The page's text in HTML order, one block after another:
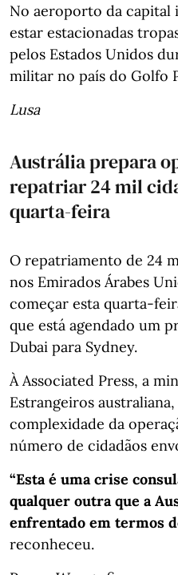
No aeroporto da capital
estar estacionadas
pelos Estados Unidos
militar no país do Golfo
Lusa
Austrália prepara
repatriar 24 mil
quarta-feira
O repatriamento de 24
nos Emirados Árabes
começar esta quarta-
que está agendado um
Dubai para Sydney.
À Associated Press, a
Estrangeiros
complexidade da
número de cidadãos
“Esta é uma crise
qualquer outra que a
enfrentado em termos
reconheceu.